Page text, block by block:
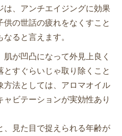
は、アンチエイジングに効果
の世話の疲れをなくすこと
ると言えます。
が凹凸になって外見上良く
すぐらいじゃ取り除くこと
法としては、アロマオイル
ビテーションが実効性あり
、見た目で捉えられる年齢が